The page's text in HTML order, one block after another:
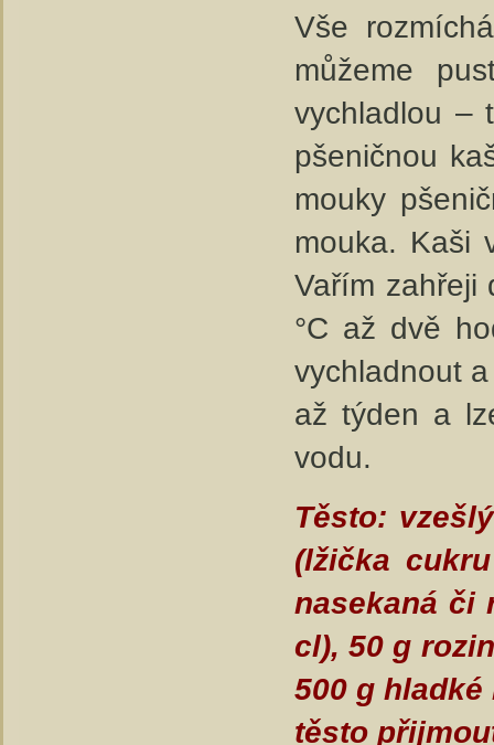
Vše
můžeme
vychladlou –
pšeničnou
mouky
mouka. Kaši
Vařím zahřeji
°C až dvě
vychladnout
až týden a
vodu.
Těsto:
(lžička
nasekaná či
cl), 50 g
500 g
těsto